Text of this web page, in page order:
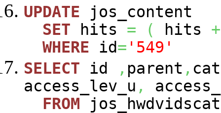
UPDATE jos_content
SET hits = ( hits +
WHERE id= '549'
SELECT id , parent ,
access_lev_u ,
FROM